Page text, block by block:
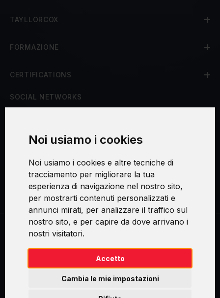
Noi usiamo i cookies
Noi usiamo i cookies e altre tecniche di
tracciamento per migliorare la tua
esperienza di navigazione nel nostro sito,
per mostrarti contenuti personalizzati e
annunci mirati, per analizzare il traffico sul
nostro sito, e per capire da dove arrivano i
nostri visitatori.
Accetto
Cambia le mie impostazioni
TAYLLORCOX
FORMAZIONE
CERTIFICATIONS
SOCIAL NETWORKS
Procedura di reclamo
Consenso al trattamento dei dati personali
Sicurezza e privacy
Swirl logoTM je ochranná známka společnosti AXELOS Limited. ITIL®
je registrovanou ochrannou známkou AXELOS Limited. PRINCE2® je
registrovanou ochrannou známkou AXELOS Limited. MSP® je
registrovanou ochrannou známkou AXELOS Limited & TAYLLORCOX